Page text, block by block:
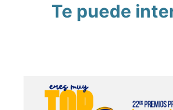
Te puede